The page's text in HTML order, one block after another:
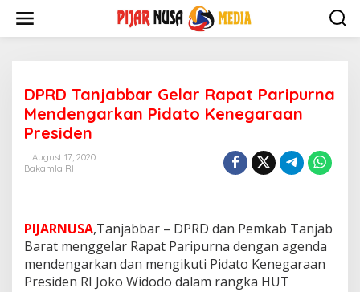
content
DPRD Tanjabbar Gelar Rapat Paripurna
Mendengarkan Pidato Kenegaraan
Presiden
August 17, 2020
Bakamla RI
PIJARNUSA,Tanjabbar – DPRD dan Pemkab Tanjab
Barat menggelar Rapat Paripurna dengan agenda
mendengarkan dan mengikuti Pidato Kenegaraan
Presiden RI Joko Widodo dalam rangka HUT